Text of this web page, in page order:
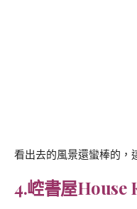
看出去的風景還蠻棒的，
4.崆書屋House